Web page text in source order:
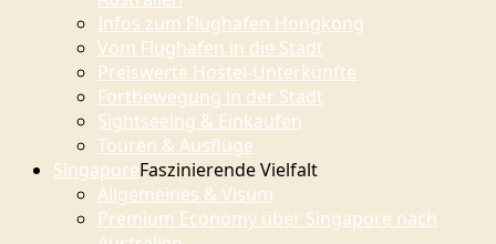
Infos zum Flughafen Hongkong
Vom Flughafen in die Stadt
Preiswerte Hostel-Unterkünfte
Fortbewegung in der Stadt
Sightseeing & Einkaufen
Touren & Ausflüge
SingaporeFaszinierende Vielfalt
Allgemeines & Visum
Premium Economy über Singapore nach